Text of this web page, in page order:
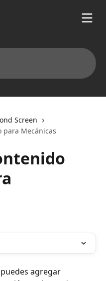
Screen
para Mecánicas
agregar